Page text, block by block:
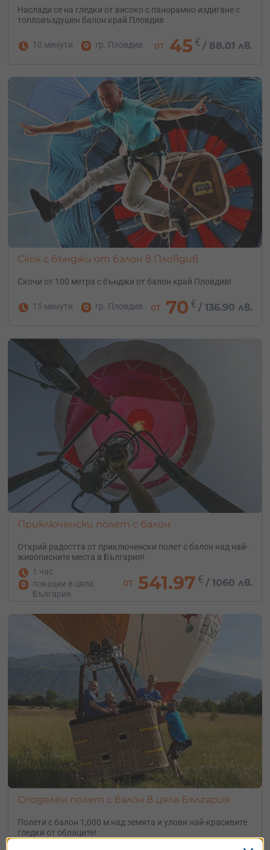
Наслади се на гледки от високо с панорамно издигане с
топловъздушен балон край Пловдив
10 минути гр. Пловдив от 45 € / 88.01 лв.
Скок с бънджи от балон в Пловдив
Скочи от 100 метра с бънджи от балон край Пловдив!
15 минути гр. Пловдив от 70 € / 136.90 лв.
Приключенски полет с балон
Открий радостта от приключенски полет с балон над най-
живописните места в България!
1 час
локации в цяла
България
от 541.97 € /1060 лв.
Споделен полет с балон в цяла България
Полети с балон 1,000 м над земята и улови най-красивите
гледки от облаците!